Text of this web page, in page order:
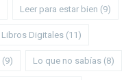
Leer para estar bien (9)
Libros Digitales (11)
(9) Lo que no sabías (8)